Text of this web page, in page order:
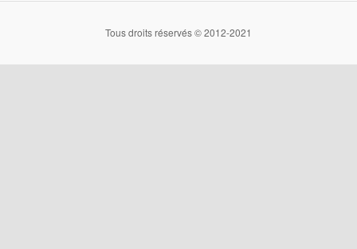
Tous droits réservés © 2012-2021